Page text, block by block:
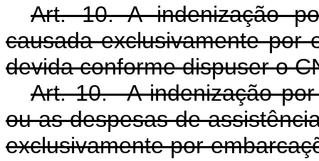
Art. 10. A indenização
causada exclusivamente por
devida conforme dispuser o
Art. 10. A indenização
ou as despesas de
exclusivamente por